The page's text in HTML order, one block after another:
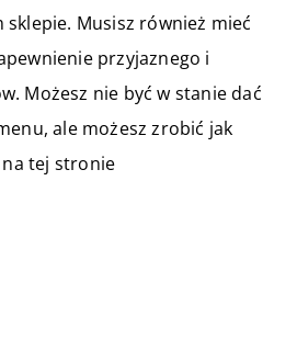
Musisz również mieć
przyjaznego i
Możesz nie być w stanie dać
ale możesz zrobić jak
na tej stronie